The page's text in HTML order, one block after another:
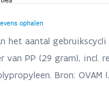
het aantal
van PP (29 gram), incl.
Bron: OVAM